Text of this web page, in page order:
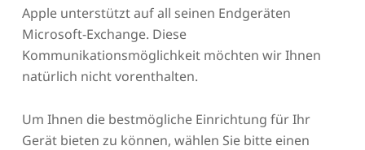
Apple unterstützt auf all seinen Endgeräten
Microsoft-Exchange. Diese
Kommunikationsmöglichkeit möchten wir Ihnen
natürlich nicht vorenthalten.
Um Ihnen die bestmögliche Einrichtung für Ihr
Gerät bieten zu können, wählen Sie bitte einen